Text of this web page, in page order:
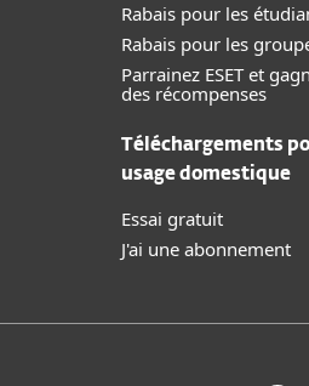
Rabais pour les
Rabais pour les
Parrainez ESET et
des récompenses
Téléchargements
usage domestique
Essai gratuit
J'ai une abonnement